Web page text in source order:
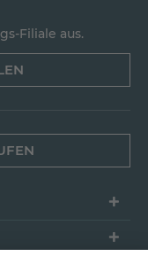
Filiale aus.